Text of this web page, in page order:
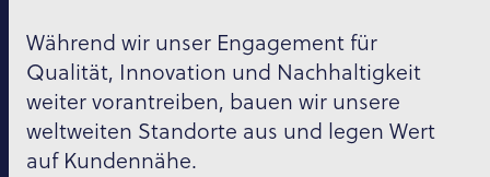
Während wir unser Engagement für
Qualität, Innovation und Nachhaltigkeit
weiter vorantreiben, bauen wir unsere
weltweiten Standorte aus und legen Wert
auf Kundennähe.